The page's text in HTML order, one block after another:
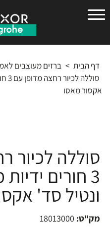
גרואה
דף הבית > ברזים מעוצבים
אקסור מאסו
סוללה לכיור
3 חורים
ונטיל סד'
מק"ט: 18013000